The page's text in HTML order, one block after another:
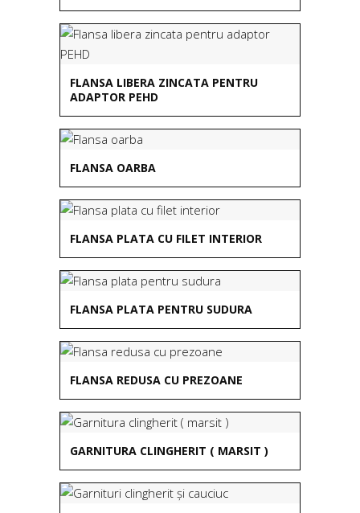
FLANSA LIBERA ZINCATA PENTRU
ADAPTOR PEHD
FLANSA OARBA
FLANSA PLATA CU FILET INTERIOR
FLANSA PLATA PENTRU SUDURA
FLANSA REDUSA CU PREZOANE
GARNITURA CLINGHERIT ( MARSIT )